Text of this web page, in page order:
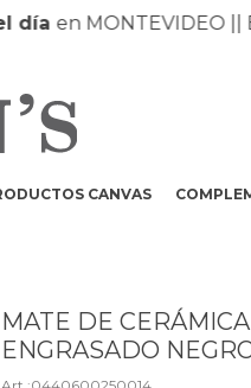
en MONTEVIDEO ||
CANVAS
MATE DE
ENGRASADO